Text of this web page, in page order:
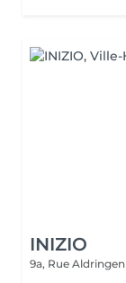
INIZIO
9a, Rue Aldringen